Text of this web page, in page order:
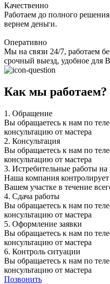
Качественно
Работаем до полного
вернем деньги.
Оперативно
Мы на связи 24/7, работаем
срочный выезд, удобное для
Как мы работаем?
1. Обращение
Вы обращаетесь к нам по
консультацию от мастера
2. Консультация
Вы обращаетесь к нам по
консультацию от мастера
3. Истребительные работы на
Наша компания
Вашем участке в течение
4. Сдача работы
Вы обращаетесь к нам по
консультацию от мастера
5. Оформление заявки
Вы обращаетесь к нам по
консультацию от мастера
6. Контроль ситуации
Вы обращаетесь к нам по
консультацию от мастера
Позвонить